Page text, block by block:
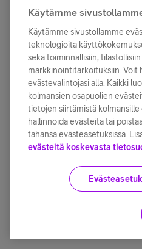
Käytämme
Käytämme sivustollamme
teknologioita
sekä toiminnallisiin, tilastollisiin
markkinointitarkoituksiin. Voit
evästevalintojasi alla. Kaikki
kolmansien osapuolien
tietojen siirtämistä kolmansille
hallinnoida evästeitä tai
tahansa evästeasetuksissa.
evästeitä koskevasta